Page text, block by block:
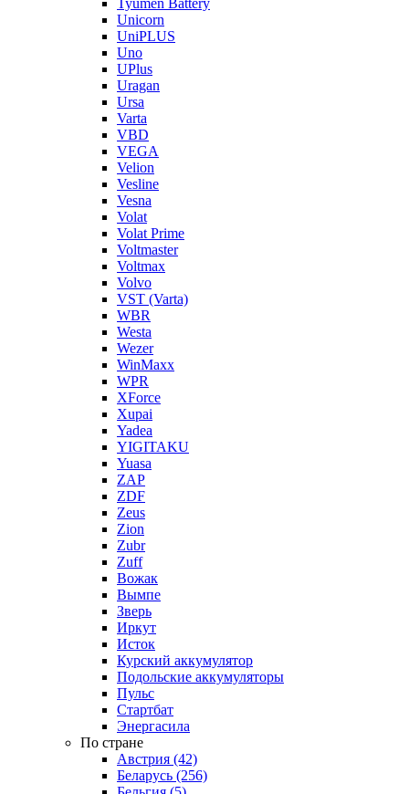
Tyumen Battery
Unicorn
UniPLUS
Uno
UPlus
Uragan
Ursa
Varta
VBD
VEGA
Velion
Vesline
Vesna
Volat
Volat Prime
Voltmaster
Voltmax
Volvo
VST (Varta)
WBR
Westa
Wezer
WinMaxx
WPR
XForce
Xupai
Yadea
YIGITAKU
Yuasa
ZAP
ZDF
Zeus
Zion
Zubr
Zuff
Вожак
Вымпе
Зверь
Иркут
Исток
Курский аккумулятор
Подольские аккумуляторы
Пульс
Стартбат
Энергасила
По стране
Австрия (42)
Беларусь (256)